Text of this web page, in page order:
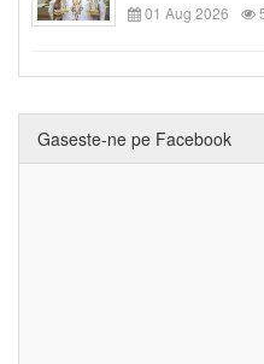
01 Aug 2026
Gaseste-ne pe Facebook